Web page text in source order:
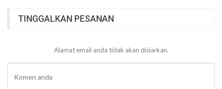
TINGGALKAN PESANAN
Alamat email anda tidak akan disiarkan.